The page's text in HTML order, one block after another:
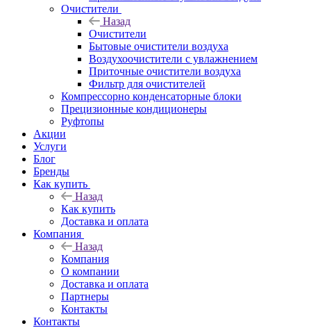
Очистители
Назад
Очистители
Бытовые очистители воздуха
Воздухоочистители с увлажнением
Приточные очистители воздуха
Фильтр для очистителей
Компрессорно конденсаторные блоки
Прецизионные кондиционеры
Руфтопы
Акции
Услуги
Блог
Бренды
Как купить
Назад
Как купить
Доставка и оплата
Компания
Назад
Компания
О компании
Доставка и оплата
Партнеры
Контакты
Контакты